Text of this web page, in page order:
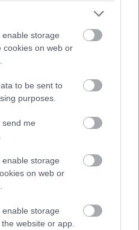
storage
cookies on web or
to be sent to
purposes.
send me
storage
on web or
storage
website or app.
és
folyó munkát. A
állított legfontosabb
Leó névre keresztelt
megfelel.